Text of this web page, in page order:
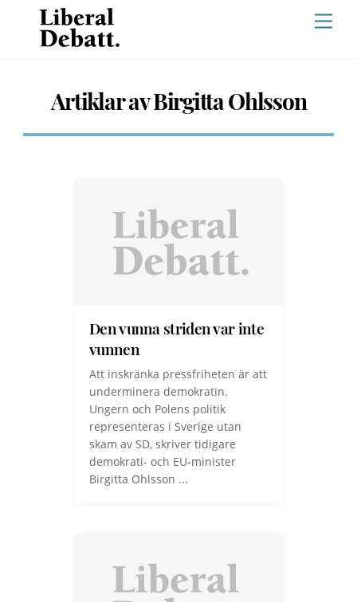
content
Artiklar av Birgitta Ohlsson
Den vunna striden var inte
vunnen
Att inskränka pressfriheten är att
underminera demokratin.
Ungern och Polens politik
representeras i Sverige utan
skam av SD, skriver tidigare
demokrati- och EU-minister
Birgitta Ohlsson ...